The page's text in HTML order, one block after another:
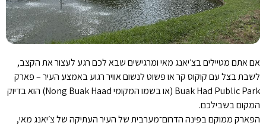
אם אתם מטיילים בצ׳יאנג מאי ומרגישים שבא לכם רגע לעצור את הקצב,
לשבת בצל עם קוקוס קר או פשוט לנשום אוויר רגוע באמצע העיר – פארק
Buak Had Public Park (או בשמו המקומי Nong Buak Haad) הוא בדיוק
המקום בשבילכם.
הפארק ממוקם בפינה הדרום־מערבית של העיר העתיקה של צ׳יאנג מאי,